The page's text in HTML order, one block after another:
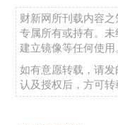
财新网所刊载内容
专属所有或持有。
建立镜像等任何使用
如有意愿转载，请发
认及授权后，方可转